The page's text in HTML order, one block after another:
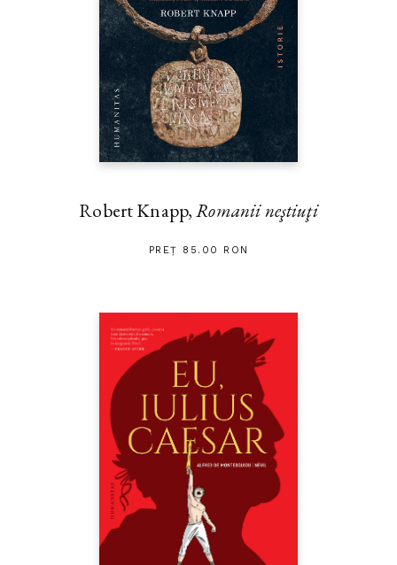
Robert Knapp,Romanii neştiuţi
PREȚ 85.00 RON